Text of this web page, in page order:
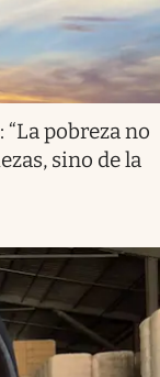
pobreza no
sino de la